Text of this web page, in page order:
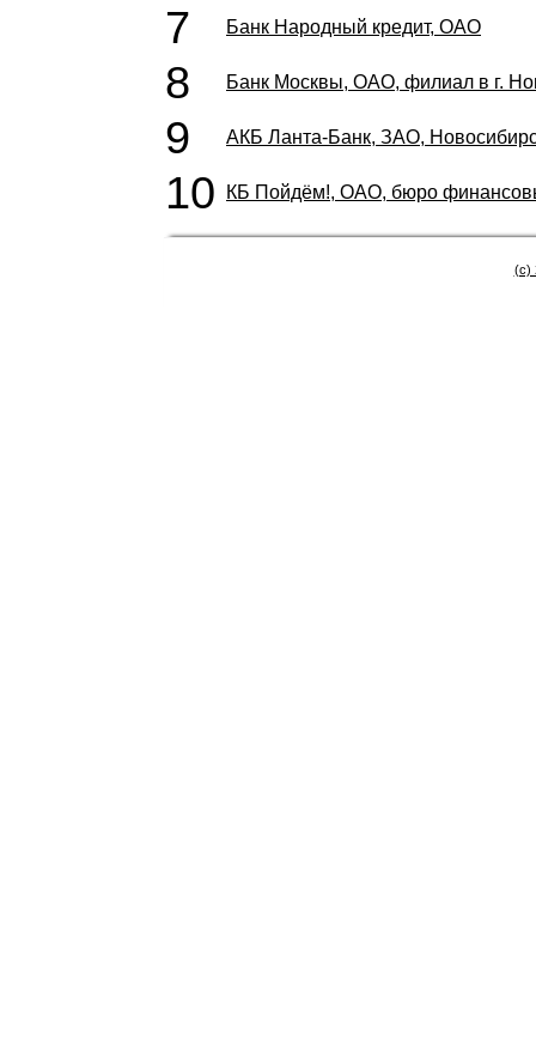
7 Банк Народный кредит, ОАО
8 Банк Москвы, ОАО, филиал в г.
9 АКБ Ланта-Банк, ЗАО,
10 КБ Пойдём!, ОАО, бюро
(c)